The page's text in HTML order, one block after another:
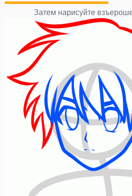
Затем нарисуйте